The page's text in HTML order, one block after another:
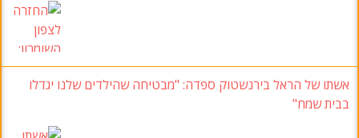
אשתו של הראל בירנשטוק ספדה: "מבטיחה שהילדים שלנו יגדלו
בבית שמח"